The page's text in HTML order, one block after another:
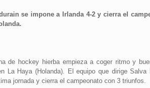
se impone a Irlanda 4-2 y cierra el
de hockey hierba empieza a coger ritmo y
La Haya (Holanda). El equipo que dirige Salva
jornada y cierra el campeonato con 3 triunfos.